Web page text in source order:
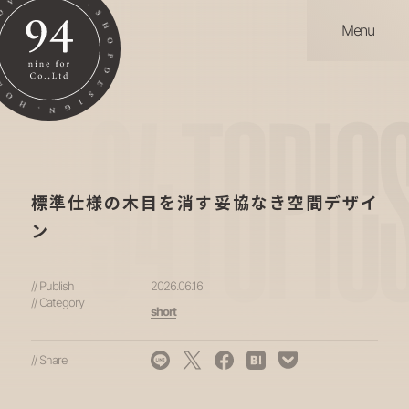
Menu
94
標準仕様の木目を消す妥協なき空間デザイ
ン
// Publish
2026.06.16
// Category
short
// Share